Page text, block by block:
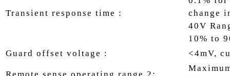
Transient response time :
change
40V
10% to
Guard offset voltage :
<4mV,